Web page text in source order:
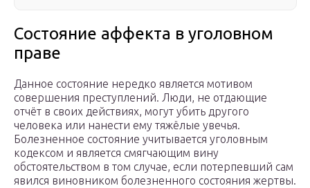
Состояние аффекта в уголовном
праве
Данное состояние нередко является мотивом
совершения преступлений. Люди, не отдающие
отчёт в своих действиях, могут убить другого
человека или нанести ему тяжёлые увечья.
Болезненное состояние учитывается уголовным
кодексом и является смягчающим вину
обстоятельством в том случае, если потерпевший сам
явился виновником болезненного состояния жертвы.